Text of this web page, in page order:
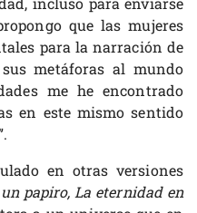
que las mujeres
para la narración de
metáforas al mundo
me he encontrado
en este mismo sentido
en otras versiones
papiro, La eternidad en